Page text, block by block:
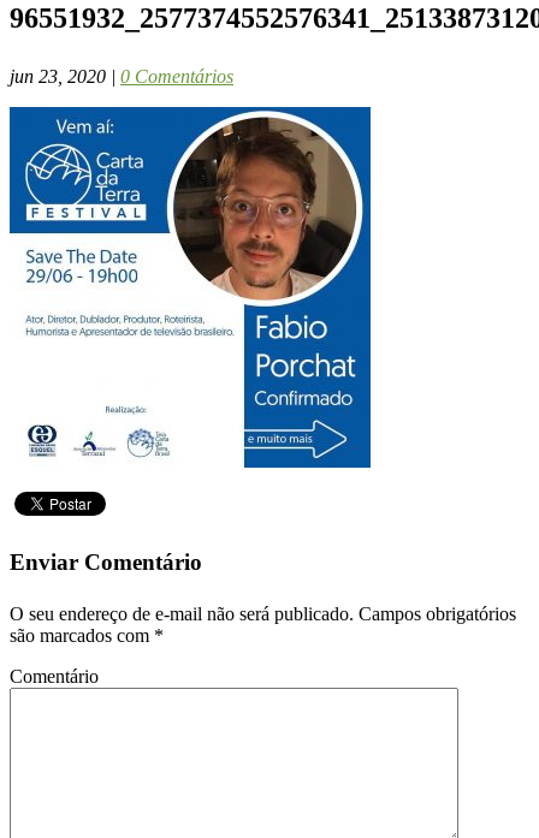
jun 23, 2020 | 0 Comentários
Enviar Comentário
O seu endereço de e-mail não será publicado. Campos obrigatórios
são marcados com *
Comentário